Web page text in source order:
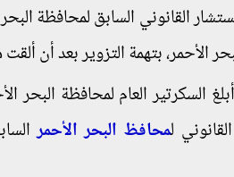
القانوني السابق لمحافظة
بتهمة التزوير بعد أن
إلى عام 2013، حيث أبلغ السكرتير العام
لمحافظ البحر الأحمر